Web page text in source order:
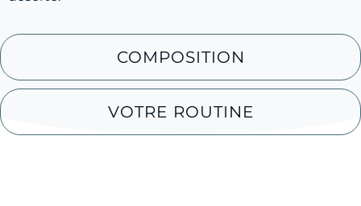
COMPOSITION
VOTRE ROUTINE